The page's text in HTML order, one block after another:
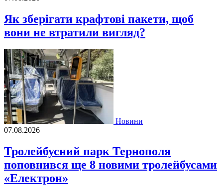
Як зберігати крафтові пакети, щоб
вони не втратили вигляд?
Новини
07.08.2026
Тролейбусний парк Тернополя
поповнився ще 8 новими тролейбусами
«Електрон»